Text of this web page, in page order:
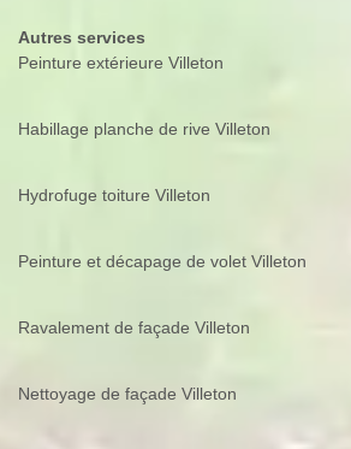
Autres services
Peinture extérieure Villeton
Habillage planche de rive Villeton
Hydrofuge toiture Villeton
Peinture et décapage de volet Villeton
Ravalement de façade Villeton
Nettoyage de façade Villeton